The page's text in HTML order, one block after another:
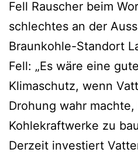
Fell Rauscher beim
schlechtes an der
Braunkohle-Standort
Fell: „Es wäre eine
Klimaschutz, wenn
Drohung wahr
Kohlekraftwerke zu
Derzeit investiert